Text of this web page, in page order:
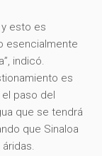
esto es
esencialmente
indicó.
es
paso del
que se tendrá
que Sinaloa